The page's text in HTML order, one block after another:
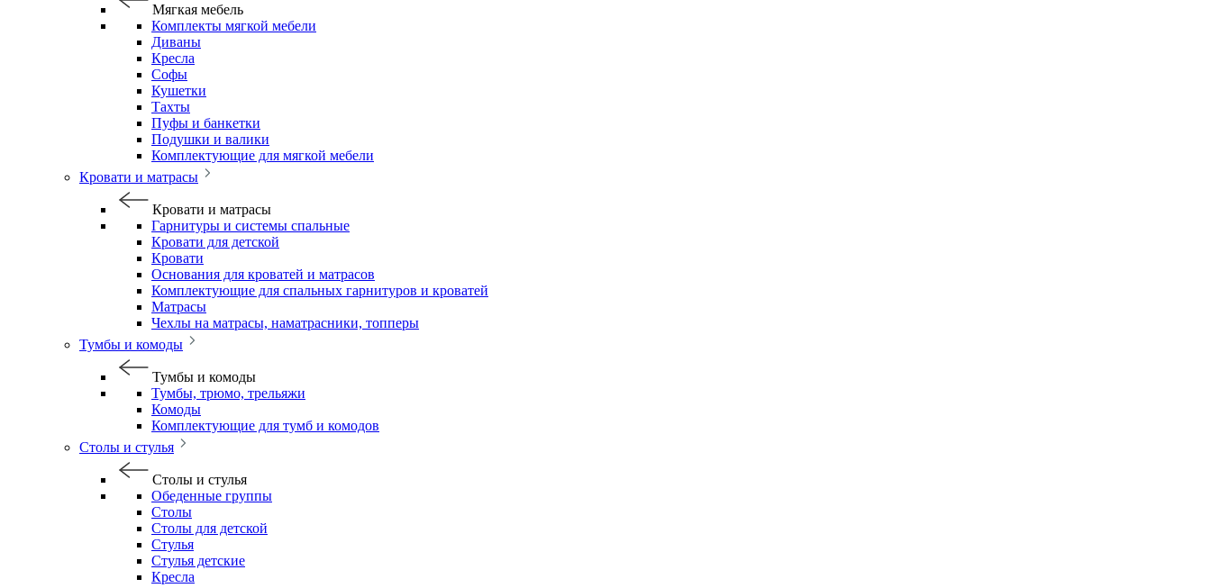
Мягкая мебель
Комплекты мягкой мебели
Диваны
Кресла
Софы
Кушетки
Тахты
Пуфы и банкетки
Подушки и валики
Комплектующие для мягкой мебели
Кровати и матрасы
Кровати и матрасы
Гарнитуры и системы спальные
Кровати для детской
Кровати
Основания для кроватей и матрасов
Комплектующие для спальных гарнитуров и кроватей
Матрасы
Чехлы на матрасы, наматрасники, топперы
Тумбы и комоды
Тумбы и комоды
Тумбы, трюмо, трельяжи
Комоды
Комплектующие для тумб и комодов
Столы и стулья
Столы и стулья
Обеденные группы
Столы
Столы для детской
Стулья
Стулья детские
Кресла